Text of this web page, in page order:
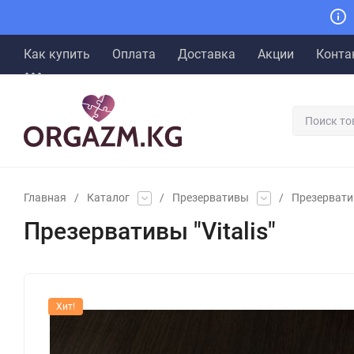
Как купить Оплата Доставка Акции
Главная / Каталог / Презервативы /
Презервативы "Vitalis"
Хит!